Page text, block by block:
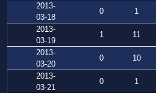
2013-
03-18
0 1
2013-
03-19
1 11
2013-
03-20
0 10
2013-
03-21
0 1